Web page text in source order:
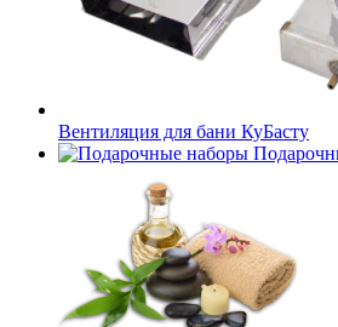
Вентиляция для бани КуБасту